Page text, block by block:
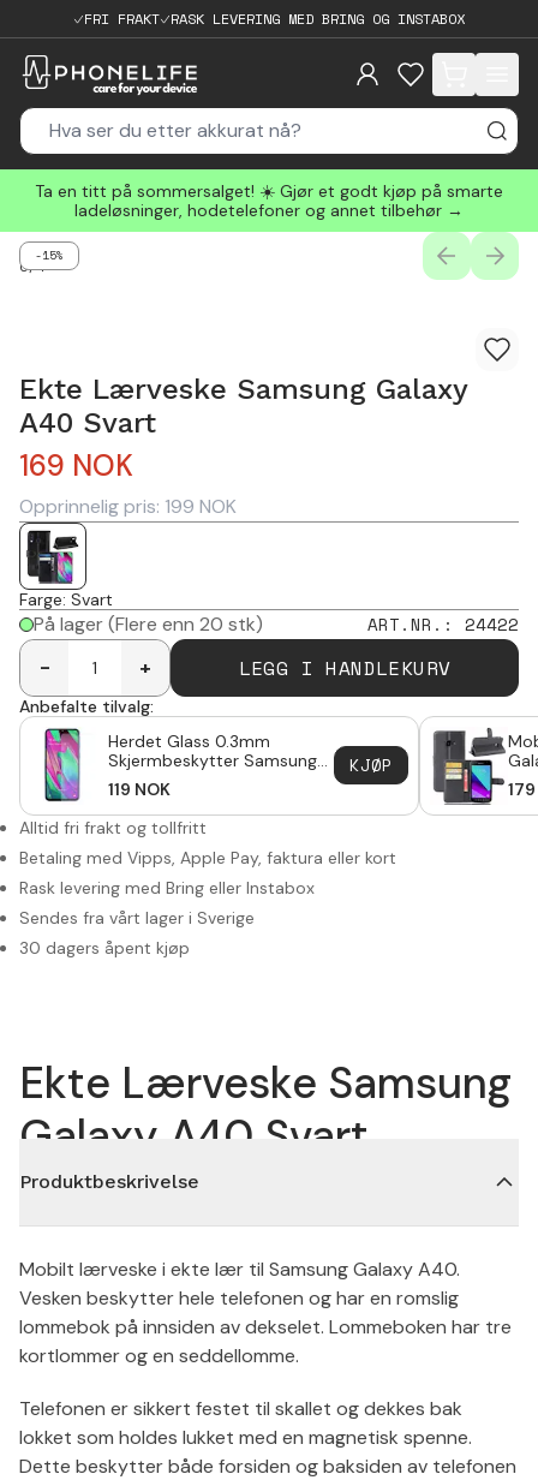
FRI FRAKT RASK LEVERING MED BRING OG INSTABOX
items in cart,
Ta en titt på sommersalget! ☀️ Gjør et godt kjøp på smarte
ladeløsninger, hodetelefoner og annet tilbehør →
-15%
0/4
Ekte Lærveske Samsung Galaxy
A40 Svart
169 NOK
Opprinnelig pris: 199 NOK
Farge: Svart
På lager(Flere enn 20 stk) ART.NR. : 24422
-
+ LEGG I HANDLEKURV
Anbefalte tilvalg:
Herdet Glass 0.3mm
Skjermbeskytter Samsung
Galaxy A40
119 NOK
KJØP
179
Alltid fri frakt og tollfritt
Betaling med Vipps, Apple Pay, faktura eller kort
Rask levering med Bring eller Instabox
Sendes fra vårt lager i Sverige
30 dagers åpent kjøp
Ekte Lærveske Samsung
Galaxy A40 Svart
Produktbeskrivelse
Mobilt lærveske i ekte lær til Samsung Galaxy A40.
Vesken beskytter hele telefonen og har en romslig
lommebok på innsiden av dekselet. Lommeboken har tre
kortlommer og en seddellomme.
Telefonen er sikkert festet til skallet og dekkes bak
lokket som holdes lukket med en magnetisk spenne.
Dette beskytter både forsiden og baksiden av telefonen